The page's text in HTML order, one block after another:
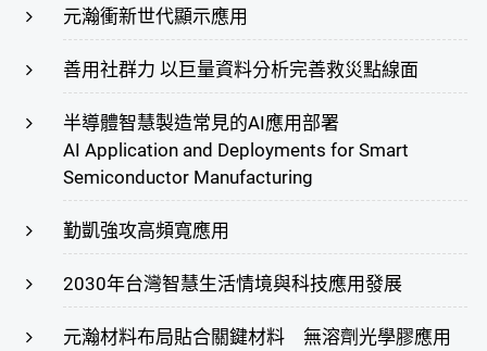
元瀚衝新世代顯示應用
善用社群力 以巨量資料分析完善救災點線面
半導體智慧製造常見的AI應用部署
AI Application and Deployments for Smart
Semiconductor Manufacturing
勤凱強攻高頻寬應用
2030年台灣智慧生活情境與科技應用發展
元瀚材料布局貼合關鍵材料 無溶劑光學膠應用